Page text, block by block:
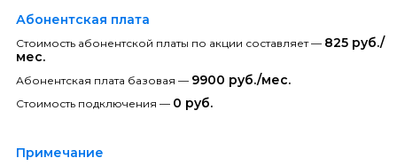
Абонентская плата
Стоимость абонентской платы по акции составляет — 825 руб./
мес.
Абонентская плата базовая — 9900 руб./мес.
Стоимость подключения — 0 руб.
Примечание